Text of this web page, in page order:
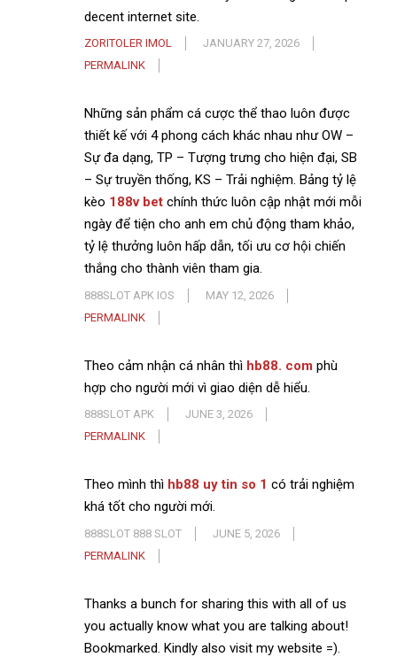
decent internet site.
ZORITOLER IMOL
JANUARY 27, 2026
PERMALINK
Những sản phẩm cá cược thể thao luôn được
thiết kế với 4 phong cách khác nhau như OW –
Sự đa dạng, TP – Tượng trưng cho hiện đại, SB
– Sự truyền thống, KS – Trải nghiệm. Bảng tỷ lệ
kèo 188v bet chính thức luôn cập nhật mới mỗi
ngày để tiện cho anh em chủ động tham khảo,
tỷ lệ thưởng luôn hấp dẫn, tối ưu cơ hội chiến
thắng cho thành viên tham gia.
888SLOT APK IOS
MAY 12, 2026
PERMALINK
Theo cảm nhận cá nhân thì hb88. com phù
hợp cho người mới vì giao diện dễ hiểu.
888SLOT APK
JUNE 3, 2026
PERMALINK
Theo mình thì hb88 uy tin so 1 có trải nghiệm
khá tốt cho người mới.
888SLOT 888 SLOT
JUNE 5, 2026
PERMALINK
Thanks a bunch for sharing this with all of us
you actually know what you are talking about!
Bookmarked. Kindly also visit my website =).